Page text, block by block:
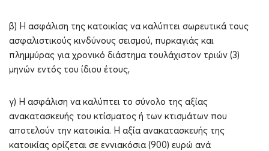
β) Η ασφάλιση της κατοικίας να καλύπτει σωρευτικά τους
ασφαλιστικούς κινδύνους σεισμού, πυρκαγιάς και
πλημμύρας για χρονικό διάστημα τουλάχιστον τριών (3)
μηνών εντός του ίδιου έτους,
γ) Η ασφάλιση να καλύπτει το σύνολο της αξίας
ανακατασκευής του κτίσματος ή των κτισμάτων που
αποτελούν την κατοικία. Η αξία ανακατασκευής της
κατοικίας ορίζεται σε εννιακόσια (900) ευρώ ανά